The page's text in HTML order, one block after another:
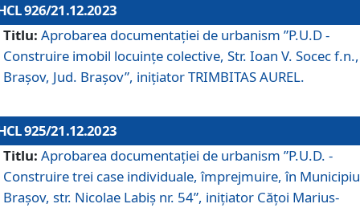
926/21.12.2023
Titlu: Aprobarea documentaţiei de urbanism ”P.U.D -
Construire imobil locuințe colective, Str. Ioan V. Socec f.n.,
Brașov, Jud. Brașov”, inițiator TRIMBITAS AUREL.
925/21.12.2023
Titlu: Aprobarea documentaţiei de urbanism ”P.U.D. -
Construire trei case individuale, împrejmuire, în
Brașov, str. Nicolae Labiș nr. 54”, inițiator Cățoi Marius-